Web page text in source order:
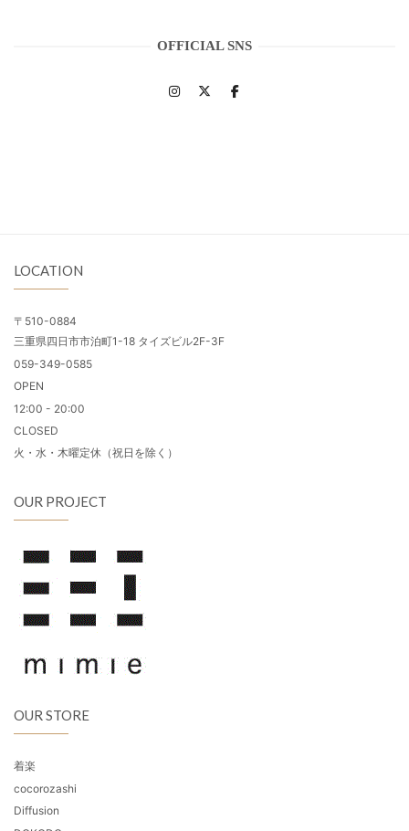
OFFICIAL SNS
LOCATION
〒510-0884
三重県四日市市泊町1-18 タイズビル2F-3F
059-349-0585
OPEN
12:00 - 20:00
CLOSED
火・水・木曜定休（祝日を除く）
OUR PROJECT
OUR STORE
着楽
cocorozashi
Diffusion